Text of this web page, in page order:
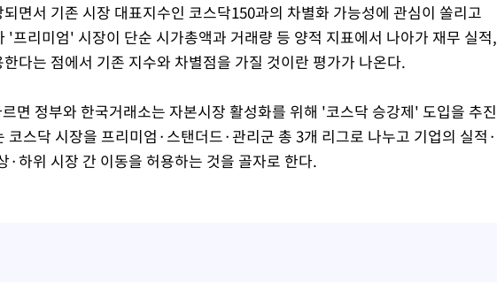
면서 기존 시장 대표지수인 코스닥150과의 차별화 가능성에 관심이 쏠리고
'프리미엄' 시장이 단순 시가총액과 거래량 등 양적 지표에서 나아가 재무 실적,
다는 점에서 기존 지수와 차별점을 가질 것이란 평가가 나온다.
면 정부와 한국거래소는 자본시장 활성화를 위해 '코스닥 승강제' 도입을 추진
코스닥 시장을 프리미엄·스탠더드·관리군 총 3개 리그로 나누고 기업의 실적·
·하위 시장 간 이동을 허용하는 것을 골자로 한다.